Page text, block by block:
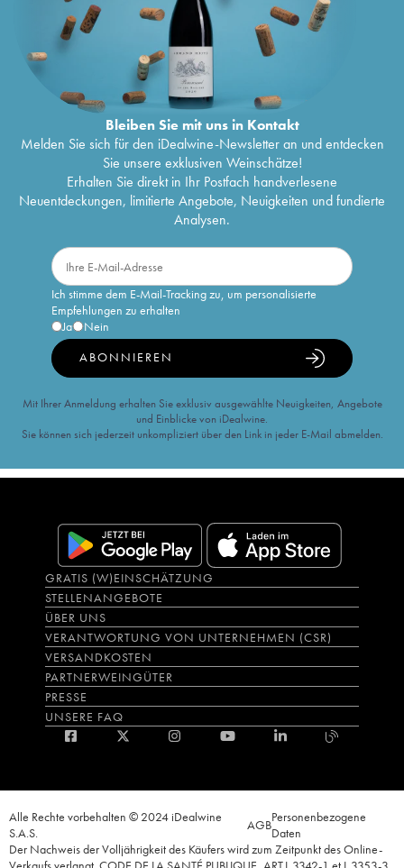
Bleiben Sie mit uns in Kontakt
Melden Sie sich für den iDealwine-Newsletter an und entdecken
Sie unsere exklusiven Weinschätze!
Erhalten Sie direkt in Ihr Postfach handverlesene
Neuentdeckungen, limitierte Angebote, Neuigkeiten und fundierte
Analysen.
Ich stimme dem E-Mail-Tracking zu, um personalisierte
Empfehlungen zu erhalten
Ja
Nein
ABONNIEREN
Mit Ihrer Anmeldung erhalten Sie exklusiv ausgewählte Neuigkeiten, Angebote
und Einblicke von iDealwine.
Sie können sich jederzeit unkompliziert über den Link in jeder E-Mail abmelden.
GRATIS (W)EINSCHÄTZUNG
STELLENANGEBOTE
ÜBER UNS
VERANTWORTUNG VON UNTERNEHMEN (CSR)
VERSANDKOSTEN
PARTNERWEINGÜTER
PRESSE
UNSERE FAQ
Alle Rechte vorbehalten © 2024 iDealwine
S.A.S.
AGBPersonenbezogene
Daten
Der Nachweis der Volljährigkeit des Käufers wird zum Zeitpunkt des Online-